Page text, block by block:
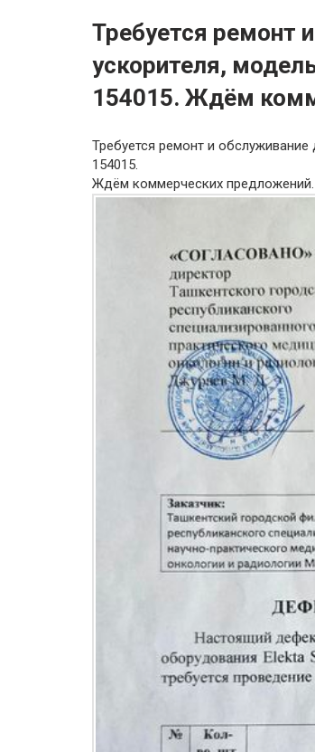
Требуется ремонт
ускорителя,
154015. Ждём
Требуется ремонт и
154015.
Ждём коммерческих предложений.